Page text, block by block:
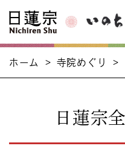
ホーム > 寺院めぐり >
日蓮宗